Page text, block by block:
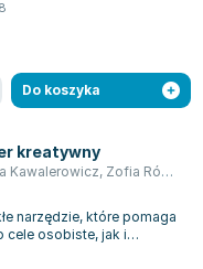
Do koszyka
kreatywny
Kawalerowicz, Zofia Różycka
narzędzie, które pomaga
cele osobiste, jak i
planow...